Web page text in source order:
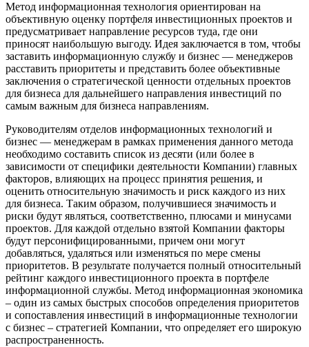
Метод информационная технология ориентирован на
объективную оценку портфеля инвестиционных проектов и
предусматривает направление ресурсов туда, где они
приносят наибольшую выгоду. Идея заключается в том, чтобы
заставить информационную службу и бизнес — менеджеров
расставить приоритеты и представить более объективные
заключения о стратегической ценности отдельных проектов
для бизнеса для дальнейшего направления инвестиций по
самым важным для бизнеса направлениям.
Руководителям отделов информационных технологий и
бизнес — менеджерам в рамках применения данного метода
необходимо составить список из десяти (или более в
зависимости от специфики деятельности Компании) главных
факторов, влияющих на процесс принятия решения, и
оценить относительную значимость и риск каждого из них
для бизнеса. Таким образом, получившиеся значимость и
риски будут являться, соответственно, плюсами и минусами
проектов. Для каждой отдельно взятой Компании факторы
будут персонифицированными, причем они могут
добавляться, удаляться или изменяться по мере смены
приоритетов. В результате получается полный относительный
рейтинг каждого инвестиционного проекта в портфеле
информационной службы. Метод информационная экономика
– один из самых быстрых способов определения приоритетов
и сопоставления инвестиций в информационные технологии
с бизнес – стратегией Компании, что определяет его широкую
распространенность.